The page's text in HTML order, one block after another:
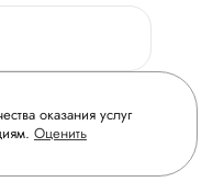
оказания услуг
Оценить